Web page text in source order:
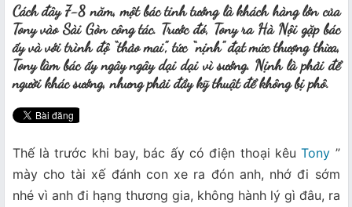
Cách đây 7-8 năm, một bác tinh tướng là khách hàng lớn của
Tony vào Sài Gòn công tác. Trước đó, Tony ra Hà Nội gặp bác
ấy và với trình độ “thảo mai”, tức “nịnh” đạt mức thượng thừa,
Tony làm bác ấy ngây ngây dại dại vì sướng. Nịnh là phải để
người khác sướng, nhưng phải đầy kỹ thuật để không bị phô.
Thế là trước khi bay, bác ấy có điện thoại kêuTony ”
mày cho tài xế đánh con xe ra đón anh, nhớ đi sớm
nhé vì anh đi hạng thương gia, không hành lý gì đâu, ra